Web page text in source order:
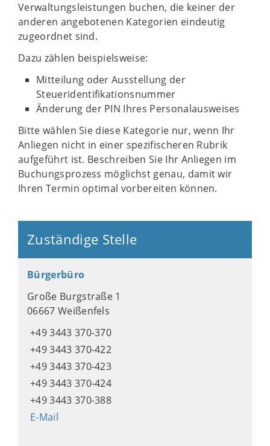
Verwaltungsleistungen buchen, die keiner der
anderen angebotenen Kategorien eindeutig
zugeordnet sind.
Dazu zählen beispielsweise:
Mitteilung oder Ausstellung der
Steueridentifikationsnummer
Änderung der PIN Ihres Personalausweises
Bitte wählen Sie diese Kategorie nur, wenn Ihr
Anliegen nicht in einer spezifischeren Rubrik
aufgeführt ist. Beschreiben Sie Ihr Anliegen im
Buchungsprozess möglichst genau, damit wir
Ihren Termin optimal vorbereiten können.
Zuständige Stelle
Bürgerbüro
Große Burgstraße 1
06667 Weißenfels
+49 3443 370-370
+49 3443 370-422
+49 3443 370-423
+49 3443 370-424
+49 3443 370-388
E-Mail